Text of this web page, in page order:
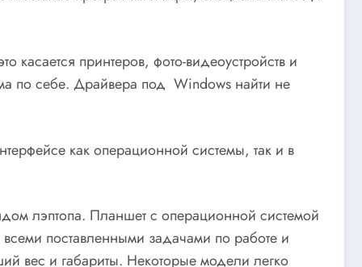
принтеров, фото-видеоустройств и
по себе. Драйвера под Windows найти не
как операционной системы, так и в
лэптопа. Планшет с операционной системой
поставленными задачами по работе и
вес и габариты. Некоторые модели легко